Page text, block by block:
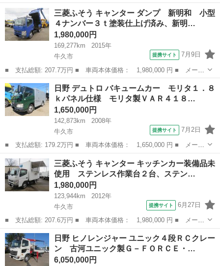
ー名： いすゞ ■ 車種名： フォワード ■ グレード名： 産廃運
搬車 ヒヤブクレーン／リフティングマグネット・スクラップ運搬車
■ 排...
牛久市 その他
三菱ふそう キャンター ダンプ 新明和 小型
４ナンバー３ｔ塗装仕上げ済み、新明…
1,980,000円
169,277km
2015年
牛久市
提携サイト 7月9日
■ 支払総額: 207.7万円 ■ 車両本体価格： 1,980,000 円 ■ メーカ
ー名： 三菱ふそう ■ 車種名： キャンター ■ グレード名： ダ
ンプ 新明和 小型４ナンバー３ｔ塗装仕上げ済み、新明和製ＤＲ２
－０１１...
茨城 牛久市 その他
日野 デュトロ バキュームカー モリタ１．８
ｋパネル仕様 モリタ製ＶＡＲ４１８…
1,650,000円
142,873km
2008年
牛久市
提携サイト 7月2日
■ 支払総額: 179.2万円 ■ 車両本体価格： 1,650,000 円 ■ メーカ
ー名： 日野 ■ 車種名： デュトロ ■ グレード名： バキューム
カー モリタ１．８ｋパネル仕様 モリタ製ＶＡＲ４１８Ａ型・タン
ク容量１...
茨城 牛久市 その他
三菱ふそう キャンター キッチンカー装備品未
使用 ステンレス作業台２台、ステン…
1,980,000円
123,944km
2012年
牛久市
提携サイト 6月27日
■ 支払総額: 207.6万円 ■ 車両本体価格： 1,980,000 円 ■ メーカ
ー名： 三菱ふそう ■ 車種名： キャンター ■ グレード名： キ
ッチンカー装備品未使用 ステンレス作業台２台、ステンレス製ダブ
ルシンク...
茨城 牛久市 その他
日野 ヒノレンジャー ユニック４段ＲＣクレー
ン 古河ユニック製Ｇ－ＦＯＲＣＥ・…
6,050,000円